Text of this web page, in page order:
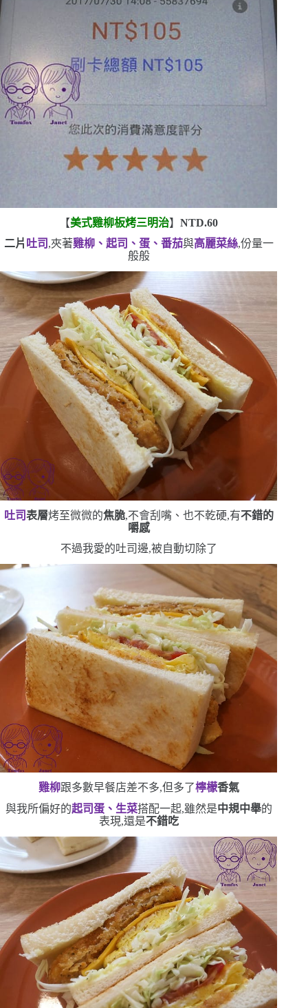
【美式雞柳板烤三明治】NTD.60
二片 吐司 ,夾著雞柳、起司、蛋、番茄與高麗菜絲,份量一
般般
吐司表層烤至微微的焦脆,不會刮嘴、也不乾硬,有不錯的
嚼感
不過我愛的吐司邊,被自動切除了
雞柳跟多數早餐店差不多,但多了檸檬香氣
與我所偏好的起司蛋、生菜搭配一起,雖然是中規中舉的
表現,還是不錯吃